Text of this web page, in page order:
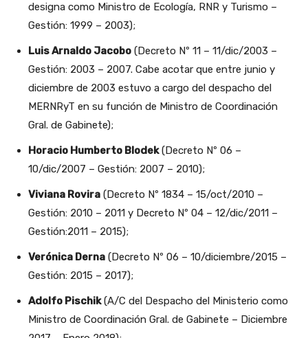
designa como Ministro de Ecología, RNR y Turismo –
Gestión: 1999 – 2003);
Luis Arnaldo Jacobo (Decreto Nº 11 – 11/dic/2003 –
Gestión: 2003 – 2007. Cabe acotar que entre junio y
diciembre de 2003 estuvo a cargo del despacho del
MERNRyT en su función de Ministro de Coordinación
Gral. de Gabinete);
Horacio Humberto Blodek(Decreto Nº 06 –
10/dic/2007 – Gestión: 2007 – 2010);
Viviana Rovira (Decreto Nº 1834 – 15/oct/2010 –
Gestión: 2010 – 2011 y Decreto Nº 04 – 12/dic/2011 –
Gestión:2011 – 2015);
Verónica Derna (Decreto Nº 06 – 10/diciembre/2015 –
Gestión: 2015 – 2017);
Adolfo Pischik(A/C del Despacho del Ministerio como
Ministro de Coordinación Gral. de Gabinete – Diciembre